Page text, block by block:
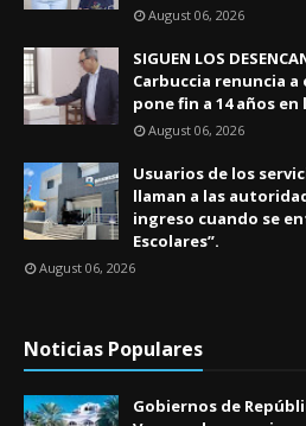
August 06, 2026
SIGUEN LOS
Carbuccia renuncia a
pone fin a 14 años
August 06, 2026
Usuarios de los
llaman a las
ingreso cuando se
Escolares”.
August 06, 2026
Noticias Populares
Gobiernos de